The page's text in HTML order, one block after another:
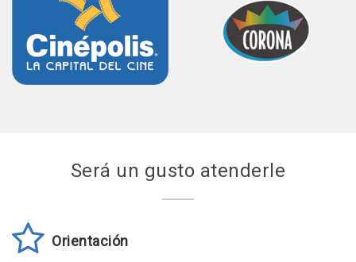
Será un gusto atenderle
Orientación